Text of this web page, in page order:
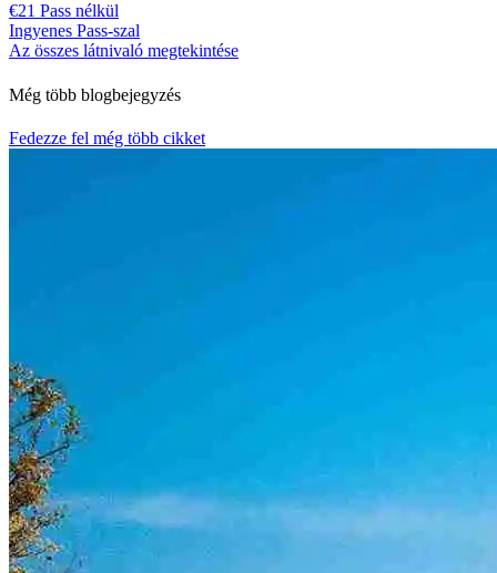
€21 Pass nélkül
Ingyenes Pass-szal
Az összes látnivaló megtekintése
Még több blogbejegyzés
Fedezze fel még több cikket